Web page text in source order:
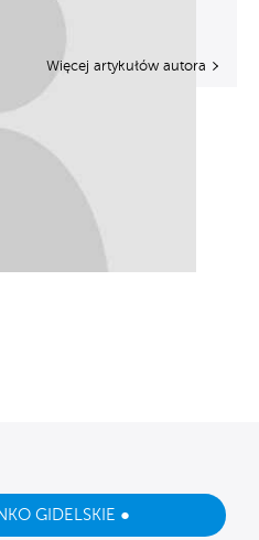
Więcej artykułów autora
GIDELSKIE ●